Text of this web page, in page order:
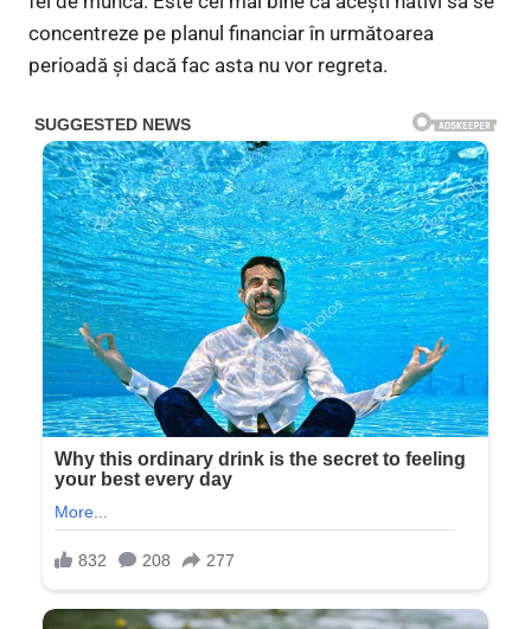
concentreze pe planul financiar în următoarea
perioadă și dacă fac asta nu vor regreta.